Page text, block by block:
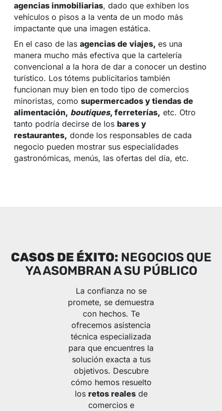
agencias inmobiliarias, dado que exhiben los
vehículos o pisos a la venta de un modo más
impactante que una imagen estática.
En el caso de las agencias de viajes, es una
manera mucho más efectiva que la cartelería
convencional a la hora de dar a conocer un destino
turístico. Los tótems publicitarios también
funcionan muy bien en todo tipo de comercios
minoristas, como supermercados y tiendas de
alimentación, boutiques, ferreterías, etc. Otro
tanto podría decirse de los bares y
restaurantes, donde los responsables de cada
negocio pueden mostrar sus especialidades
gastronómicas, menús, las ofertas del día, etc.
CASOS DE ÉXITO: NEGOCIOS QUE
YA ASOMBRAN A SU PÚBLICO
La confianza no se
promete, se demuestra
con hechos. Te
ofrecemos asistencia
técnica especializada
para que encuentres la
solución exacta a tus
objetivos. Descubre
cómo hemos resuelto
los retos realesde
comercios e